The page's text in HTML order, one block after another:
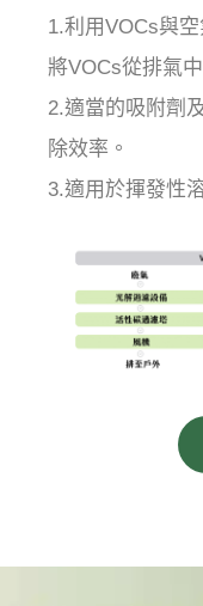
1.利用VOCs與
將VOCs從排氣中
2.適當的吸附劑
除效率。
3.適用於揮發性